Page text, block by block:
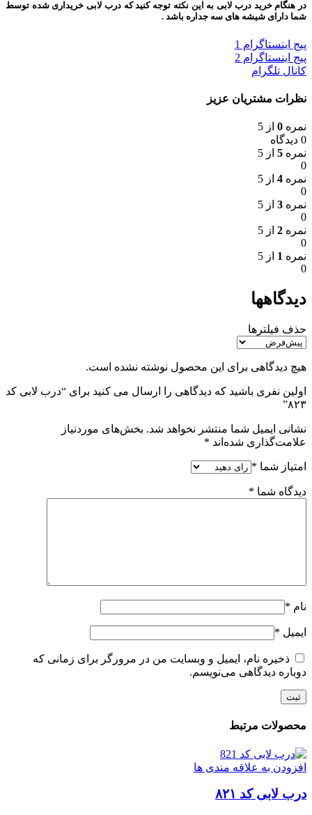
در هنگام خرید درب لابی به این نکته توجه کنید که درب لابی خریداری شده توسط
شما دارای شیشه های سه جداره باشد .
پیج اینستاگرام 1
پیج اینستاگرام 2
کانال تلگرام
نظرات مشتریان عزیز
نمره 0 از 5
0 دیدگاه
نمره 5 از 5
0
نمره 4 از 5
0
نمره 3 از 5
0
نمره 2 از 5
0
نمره 1 از 5
0
دیدگاهها
حذف فیلترها
هیچ دیدگاهی برای این محصول نوشته نشده است.
اولین نفری باشید که دیدگاهی را ارسال می کنید برای “درب لابی کد
۸۲۳”
نشانی ایمیل شما منتشر نخواهد شد. بخش‌های موردنیاز
علامت‌گذاری شده‌اند *
امتیاز شما *
دیدگاه شما *
نام *
ایمیل *
ذخیره نام، ایمیل و وبسایت من در مرورگر برای زمانی که
دوباره دیدگاهی می‌نویسم.
محصولات مرتبط
افزودن به علاقه مندی ها
درب لابی کد ۸۲۱